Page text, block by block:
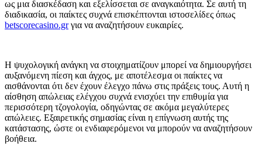
ως μια διασκέδαση και εξελίσσεται σε αναγκαιότητα. Σε αυτή τη
διαδικασία, οι παίκτες συχνά επισκέπτονται ιστοσελίδες όπως
betscorecasino.grγια να αναζητήσουν ευκαιρίες.
Η ψυχολογική ανάγκη να στοιχηματίζουν μπορεί να δημιουργήσει
αυξανόμενη πίεση και άγχος, με αποτέλεσμα οι παίκτες να
αισθάνονται ότι δεν έχουν έλεγχο πάνω στις πράξεις τους. Αυτή η
αίσθηση απώλειας ελέγχου συχνά ενισχύει την επιθυμία για
περισσότερη τζογολογία, οδηγώντας σε ακόμα μεγαλύτερες
απώλειες. Εξαιρετικής σημασίας είναι η επίγνωση αυτής της
κατάστασης, ώστε οι ενδιαφερόμενοι να μπορούν να αναζητήσουν
βοήθεια.